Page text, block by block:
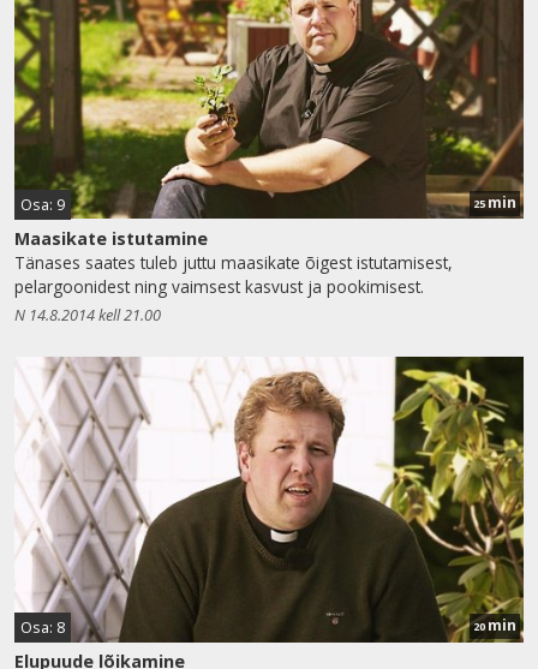
Osa: 9 25 min
Maasikate istutamine
Tänases saates tuleb juttu maasikate õigest istutamisest,
pelargoonidest ning vaimsest kasvust ja pookimisest.
N 14.8.2014 kell 21.00
Osa: 8 20min
Elupuude lõikamine